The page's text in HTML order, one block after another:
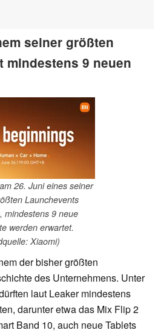
seiner größten
mindestens 9 neuen
26. Juni eines seiner
Launchevents
mindestens 9 neue
werden erwartet.
Xiaomi)
der bisher größten
des Unternehmens. Unter
laut Leaker mindestens
darunter etwa das Mix Flip 2
Band 10, auch neue Tablets